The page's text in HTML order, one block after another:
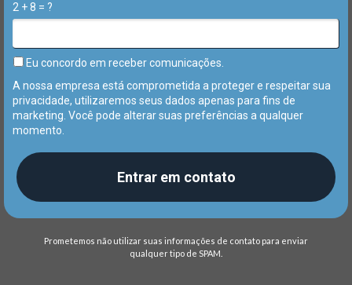
2 + 8 = ?
Eu concordo em receber comunicações.
A nossa empresa está comprometida a proteger e respeitar sua
privacidade, utilizaremos seus dados apenas para fins de
marketing. Você pode alterar suas preferências a qualquer
momento.
Entrar em contato
Prometemos não utilizar suas informações de contato para enviar
qualquer tipo de SPAM.